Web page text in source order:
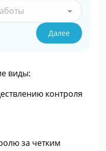
Далее
виды:
контроля
за четким